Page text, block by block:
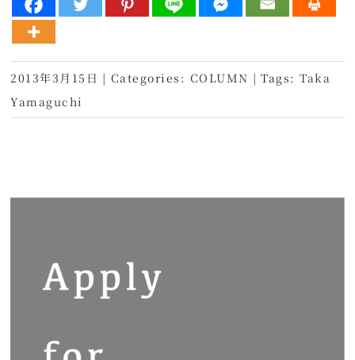
2013年3月15日 | Categories: COLUMN | Tags:Taka
Yamaguchi